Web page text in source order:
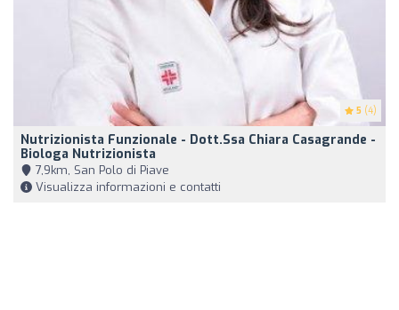
5 (4)
Nutrizionista Funzionale - Dott.ssa Chiara Casagrande -
Biologa Nutrizionista
7,9km, San Polo di Piave
Visualizza informazioni e contatti